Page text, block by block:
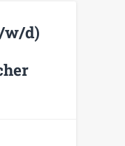
w/d)